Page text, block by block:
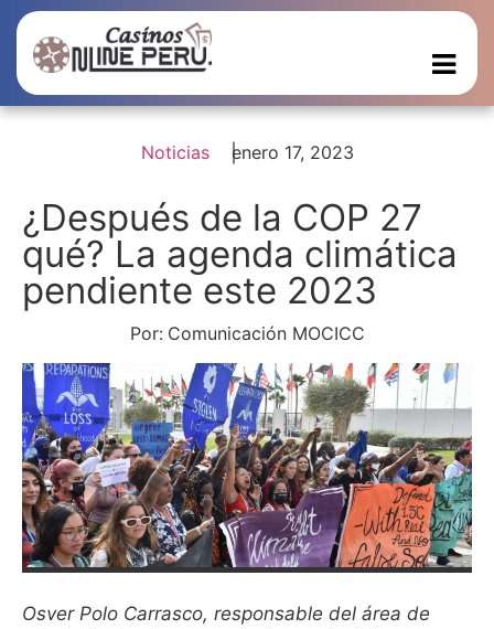
Noticias enero 17, 2023
¿Después de la COP 27
qué? La agenda climática
pendiente este 2023
Por: Comunicación MOCICC
Osver Polo Carrasco, responsable del área de